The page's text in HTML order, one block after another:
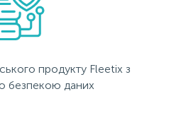
продукту Fleetix з
безпекою даних